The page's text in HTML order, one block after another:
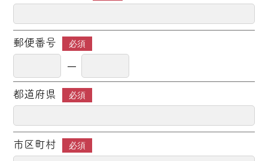
郵便番号 必須
都道府県 必須
市区町村 必須